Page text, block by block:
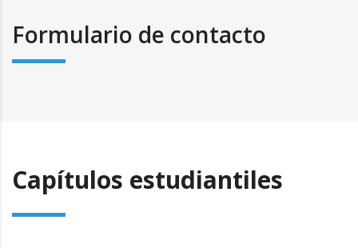
Formulario de contacto
Capítulos estudiantiles